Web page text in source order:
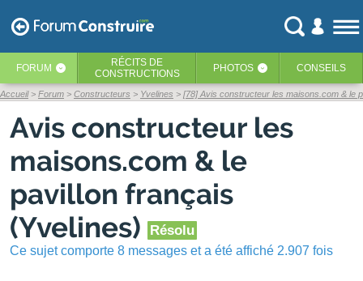
FORUM ‹ RÉCITS DE
CONSTRUCTIONS
PHOTOS ‹ CONSEILS
Accueil Forum Constructeurs Yvelines [78] Avis constructeur les maisons.com & le
Avis constructeur les
maisons.com & le
pavillon français
(Yvelines)
Résolu
Ce sujet comporte 8 messages et a été affiché 2.907 fois